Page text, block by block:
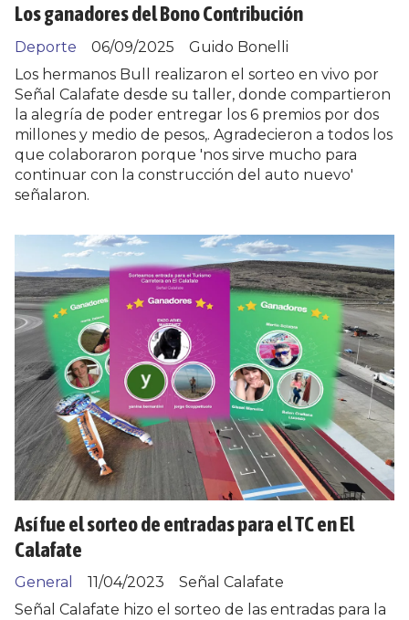
Los ganadores del Bono Contribución
Guido Bonelli
Deporte
06/09/2025
Los hermanos Bull realizaron el sorteo en vivo por
Señal Calafate desde su taller, donde compartieron
la alegría de poder entregar los 6 premios por dos
millones y medio de pesos,. Agradecieron a todos los
que colaboraron porque 'nos sirve mucho para
continuar con la construcción del auto nuevo'
señalaron.
Así fue el sorteo de entradas para el TC en El
Calafate
Señal Calafate
General
11/04/2023
Señal Calafate hizo el sorteo de las entradas para la